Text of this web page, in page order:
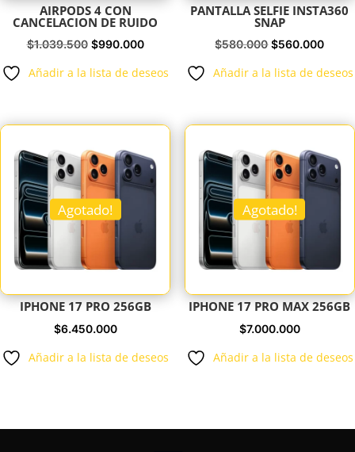
AIRPODS 4 CON
CANCELACION DE RUIDO
$1.039.500 El
$1.039.500.
$990.000El
$990.000.
Añadir a la lista de deseos
PANTALLA SELFIE INSTA360
SNAP
$580.000 El
$580.000.
$560.000El
Añadir a la lista de deseos
Agotado!
IPHONE 17 PRO 256GB
$6.450.000
Añadir a la lista de deseos
Agotado!
IPHONE 17 PRO MAX 256GB
$7.000.000
Añadir a la lista de deseos